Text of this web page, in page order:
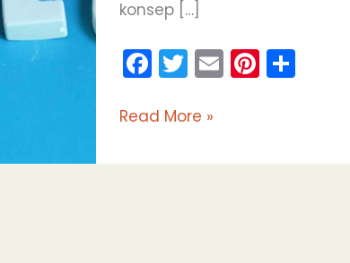
konsep […]
F
a
c
b
T
w
itt
E
m
Pi
nt
st
S
Read More »